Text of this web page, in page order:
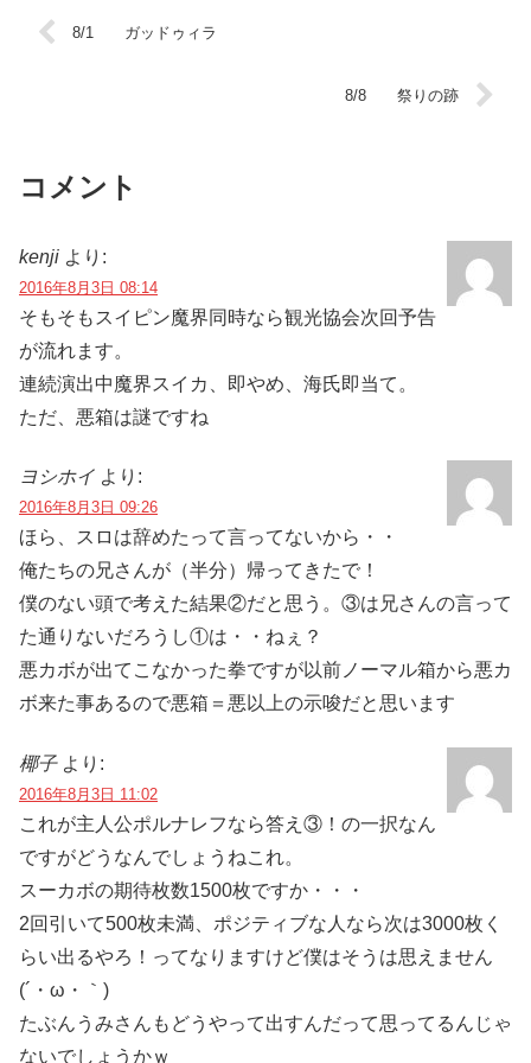
8/1 ガッドゥィラ
8/8 祭りの跡
コメント
kenji より:
2016年8月3日 08:14
そもそもスイピン魔界同時なら観光協会次回予告
が流れます。
連続演出中魔界スイカ、即やめ、海氏即当て。
ただ、悪箱は謎ですね
ヨシホイ より:
2016年8月3日 09:26
ほら、スロは辞めたって言ってないから・・
俺たちの兄さんが（半分）帰ってきたで！
僕のない頭で考えた結果②だと思う。③は兄さんの言って
た通りないだろうし①は・・ねぇ？
悪カボが出てこなかった拳ですが以前ノーマル箱から悪カ
ボ来た事あるので悪箱＝悪以上の示唆だと思います
椰子 より:
2016年8月3日 11:02
これが主人公ポルナレフなら答え③！の一択なん
ですがどうなんでしょうねこれ。
スーカボの期待枚数1500枚ですか・・・
2回引いて500枚未満、ポジティブな人なら次は3000枚く
らい出るやろ！ってなりますけど僕はそうは思えません
(´・ω・｀)
たぶんうみさんもどうやって出すんだって思ってるんじゃ
ないでしょうかｗ